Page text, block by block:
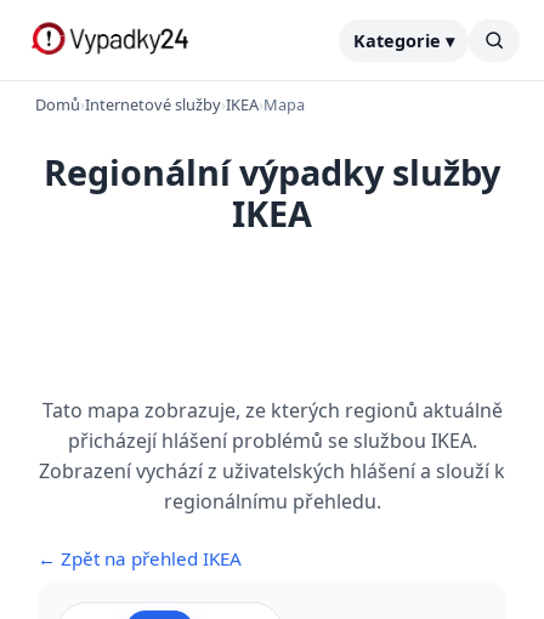
Kategorie ▾
Domů›Internetové služby›IKEA›Mapa
Regionální výpadky služby
IKEA
Tato mapa zobrazuje, ze kterých regionů aktuálně
přicházejí hlášení problémů se službou IKEA.
Zobrazení vychází z uživatelských hlášení a slouží k
regionálnímu přehledu.
← Zpět na přehled IKEA